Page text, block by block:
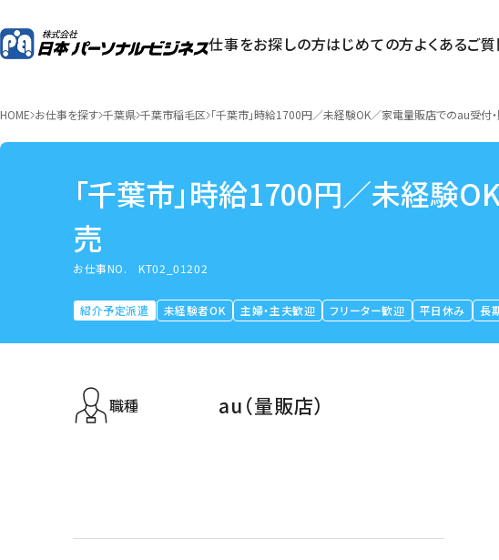
仕事をお探しの方はじめての方よくあるご
HOME お仕事を探す 千葉県 千葉市稲毛区 「千葉市」時給1700円／未経験OK／家電量販店でのau受付
「千葉市」時給1700円／未経験
売
お仕事NO.KT02_01202
紹介予定派遣 未経験者OK 主婦・主夫歓迎 フリーター歓迎 平日休み 長
職種 au（量販店）